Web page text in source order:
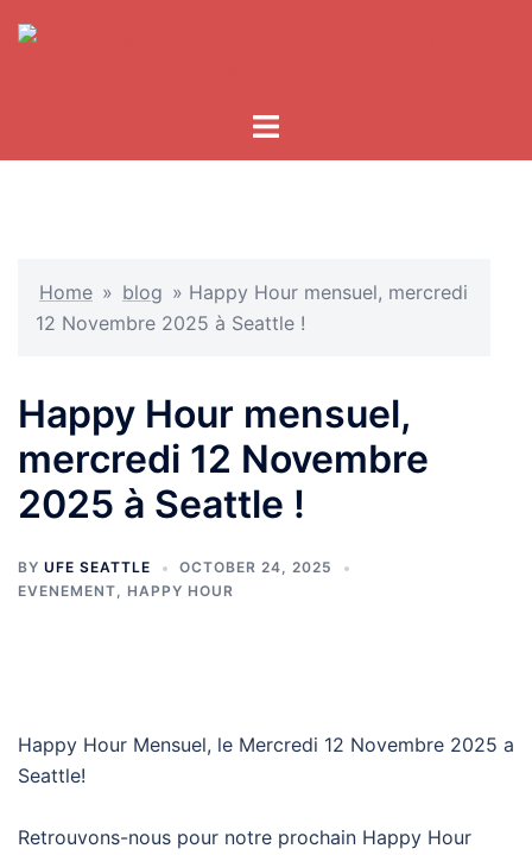
Home » blog » Happy Hour mensuel, mercredi
12 Novembre 2025 à Seattle !
Happy Hour mensuel,
mercredi 12 Novembre
2025 à Seattle !
BY UFE SEATTLE
OCTOBER 24, 2025
EVENEMENT, HAPPY HOUR
Happy Hour Mensuel, le Mercredi 12 Novembre 2025 a
Seattle!
Retrouvons-nous pour notre prochain Happy Hour